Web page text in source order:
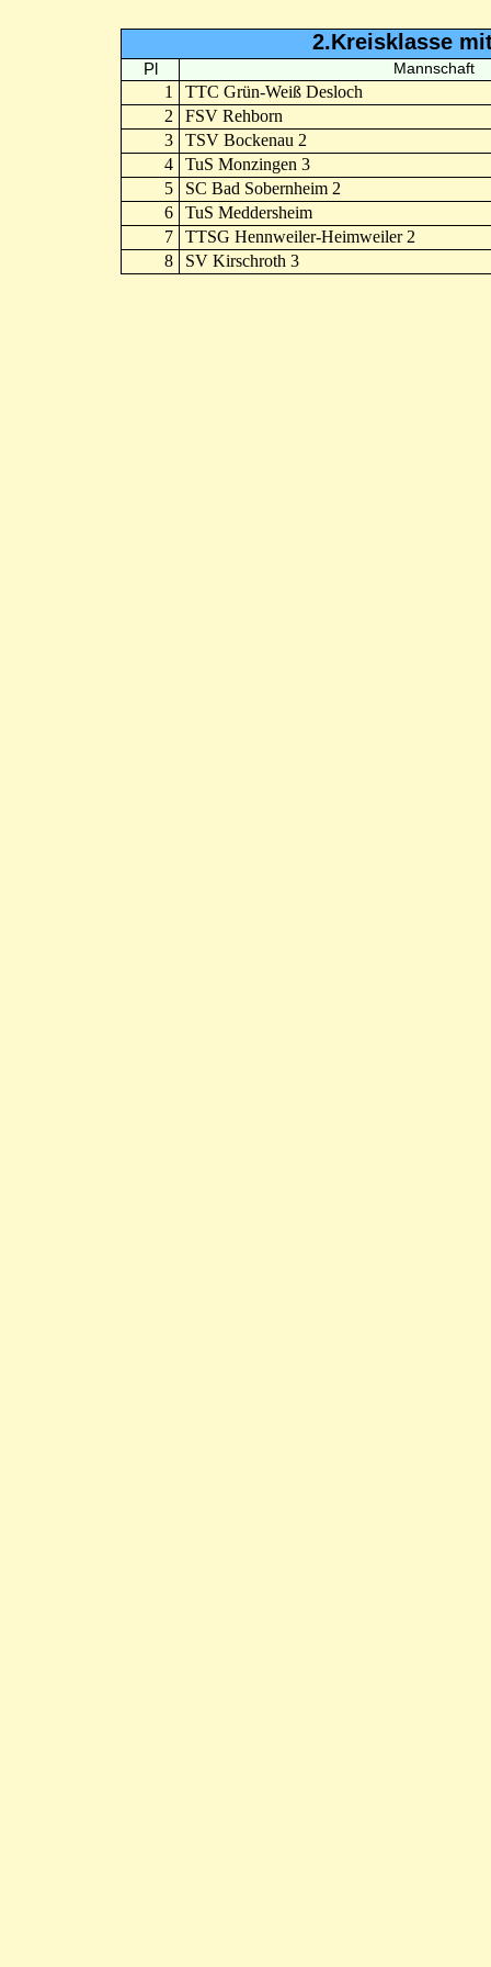
2.Kreisklasse
Pl Mannschaft
1
TTC Grün-Weiß Desloch
2
FSV Rehborn
3
TSV Bockenau 2
4
TuS Monzingen 3
5
SC Bad Sobernheim 2
6
TuS Meddersheim
7
TTSG Hennweiler-Heimweiler 2
8
SV Kirschroth 3